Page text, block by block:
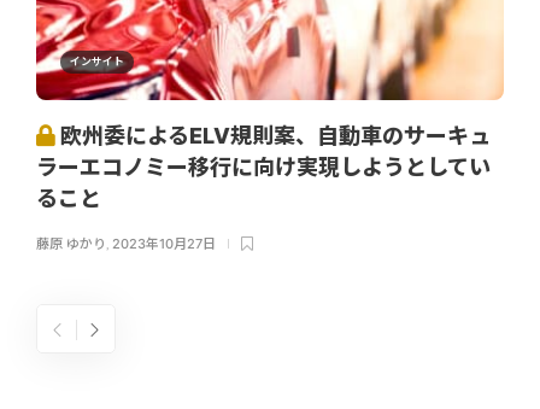
インサイト
欧州委によるELV規則案、自動車のサーキュ
ラーエコノミー移行に向け実現しようとしてい
ること
藤原 ゆかり , 2023年10月27日